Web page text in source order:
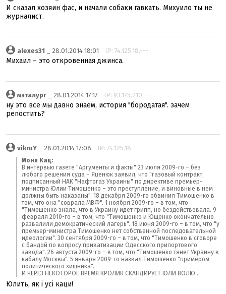
И сказал хозяин фас, и начали собаки гавкать. Михyило ты не
журналист.
alexes31 _ 28.01.2014 18:01 IP: 74.125.18.---
Михаил – это откровенная джинса.
мэталург _ 28.01.2014 17:17 IP: 93.175.210.---
ну это все мы давно знаем, история "бородатая". зачем
репостить?
vikruY _ 28.01.2014 17:08 IP: 74.125.18.---
Моня Кац:
В интервью газете "Аргументы и факты" 23 июля 2009-го – без
любого решения суда – Яценюк заявил, что "газовый контракт,
подписанный НАК "Нафтогаз Украины" по директиве премьер-
министра Юлии Тимошенко – это преступление, и виновные в нем
должны быть наказаны". 18 декабря 2009-го обвинил Тимошенко в
том, что она "соврала МВФ". 1 ноября 2009-го – в том, что
"Тимошенко знала, что в Украину идет грипп, но бездействовала. 9
февраля 2010-го – в том, что "Тимошенко и Ющенко окончательно
развалили демократический лагерь". 18 июня 2009-го – в том, что "у
премьер-министра Тимошенко нет собственной последовательной
идеологии". 30 сентября 2009-го – в том, что "Тимошенко в сговоре
с бандой по вопросу приватизации Одесского припортового
завода". 26 августа 2009-го – в том, что "Тимошенко тянет Украину в
кабалу Москвы". 5 января 2009-го назвал Тимошенко "примером
политического хищника".
И ЧЕРЕЗ НЕКОТОРОЕ ВРЕМЯ КРОЛИК СКАНДИРУЕТ ЮЛИ ВОЛЮ...
Юлить, як і усі каци!